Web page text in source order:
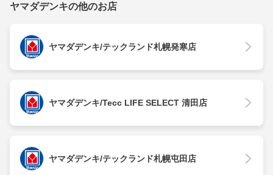
ヤマダデンキの他のお店
ヤマダデンキ/テックランド札幌発寒店
ヤマダデンキ/Tecc LIFE SELECT 清田店
ヤマダデンキ/テックランド札幌屯田店